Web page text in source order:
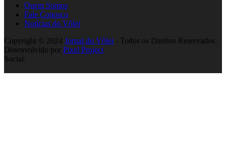
Quem Somos
Fale Conosco
Notícias do Vôlei
Copyright © 2024 Jornal do Vôlei - Todos os Direitos Reservados.
Desenvolvido por Pixel Project
Social: